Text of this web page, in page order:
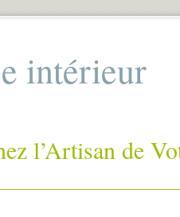
intérieur
l’Artisan de